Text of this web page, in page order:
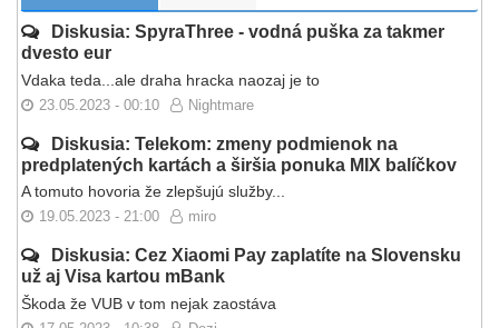
Diskusia: SpyraThree - vodná puška za takmer
dvesto eur
Vdaka teda...ale draha hracka naozaj je to
23.05.2023 - 00:10 Nightmare
Diskusia: Telekom: zmeny podmienok na
predplatených kartách a širšia ponuka MIX balíčkov
A tomuto hovoria že zlepšujú služby...
19.05.2023 - 21:00 miro
Diskusia: Cez Xiaomi Pay zaplatíte na Slovensku
už aj Visa kartou mBank
Škoda že VUB v tom nejak zaostáva